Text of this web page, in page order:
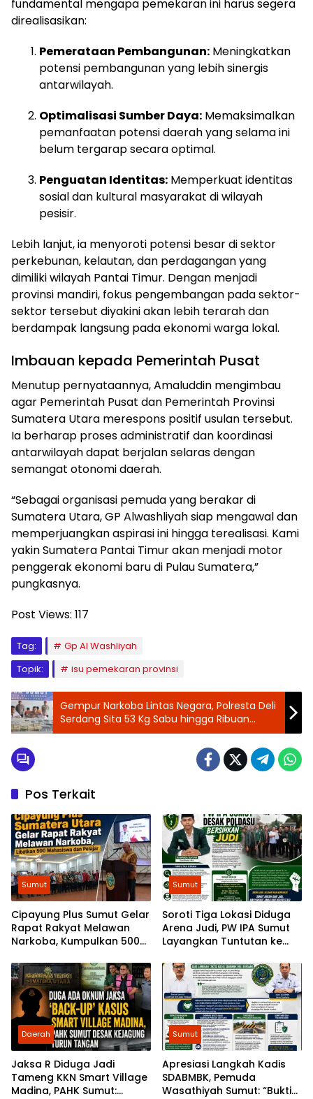
fundamental mengapa pemekaran ini harus segera
direalisasikan:
Pemerataan Pembangunan: Meningkatkan
potensi pembangunan yang lebih sinergis
antarwilayah.
Optimalisasi Sumber Daya: Memaksimalkan
pemanfaatan potensi daerah yang selama ini
belum tergarap secara optimal.
Penguatan Identitas: Memperkuat identitas
sosial dan kultural masyarakat di wilayah
pesisir.
Lebih lanjut, ia menyoroti potensi besar di sektor
perkebunan, kelautan, dan perdagangan yang
dimiliki wilayah Pantai Timur. Dengan menjadi
provinsi mandiri, fokus pengembangan pada sektor-
sektor tersebut diyakini akan lebih terarah dan
berdampak langsung pada ekonomi warga lokal.
Imbauan kepada Pemerintah Pusat
Menutup pernyataannya, Amaluddin mengimbau
agar Pemerintah Pusat dan Pemerintah Provinsi
Sumatera Utara merespons positif usulan tersebut.
Ia berharap proses administratif dan koordinasi
antarwilayah dapat berjalan selaras dengan
semangat otonomi daerah.
“Sebagai organisasi pemuda yang berakar di
Sumatera Utara, GP Alwashliyah siap mengawal dan
memperjuangkan aspirasi ini hingga terealisasi. Kami
yakin Sumatera Pantai Timur akan menjadi motor
penggerak ekonomi baru di Pulau Sumatera,”
pungkasnya.
Post Views: 117
Tag:
Gp Al Washliyah
Topik:
isu pemekaran provinsi
Gempur Narkoba Lintas Negara, Polresta Deli
Serdang Sita 53 Kg Sabu hingga Ribuan
Ekstasi, 250 Ribu Jiwa Terselamatkan
Pos Terkait
Sumut
Cipayung Plus Sumut Gelar
Rapat Rakyat Melawan
Narkoba, Kumpulkan 500
Sumut
Soroti Tiga Lokasi Diduga
Arena Judi, PW IPA Sumut
Layangkan Tuntutan ke
Daerah
Jaksa R Diduga Jadi
Tameng KKN Smart Village
Madina, PAHK Sumut:
Sumut
Apresiasi Langkah Kadis
SDABMBK, Pemuda
Wasathiyah Sumut: “Bukti